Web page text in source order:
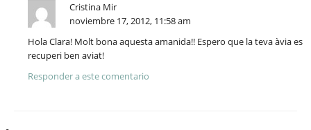
Cristina Mir
noviembre 17, 2012, 11:58 am
Hola Clara! Molt bona aquesta amanida!! Espero que la teva àvia es
recuperi ben aviat!
Responder a este comentario